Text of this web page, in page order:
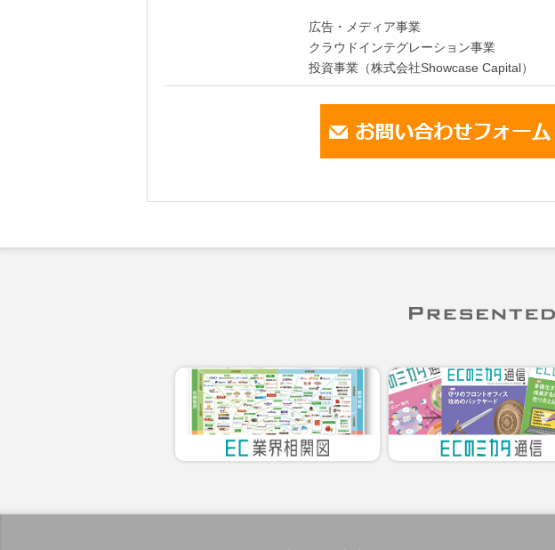
広告・メディア事業
クラウドインテグレーション事業
投資事業（株式会社Showcase Capital）